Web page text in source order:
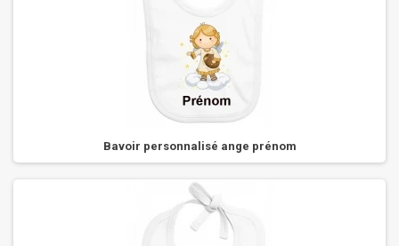
Bavoir personnalisé ange prénom